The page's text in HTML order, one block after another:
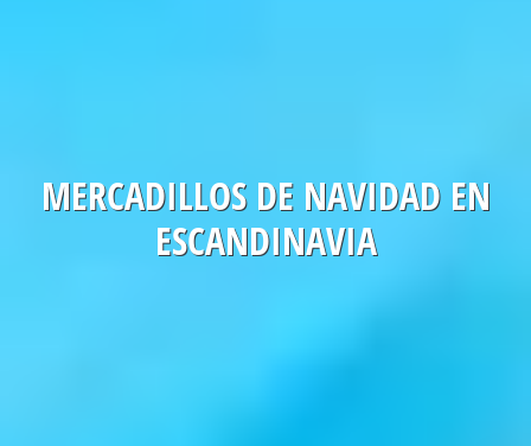
MERCADILLOS DE NAVIDAD EN
ESCANDINAVIA